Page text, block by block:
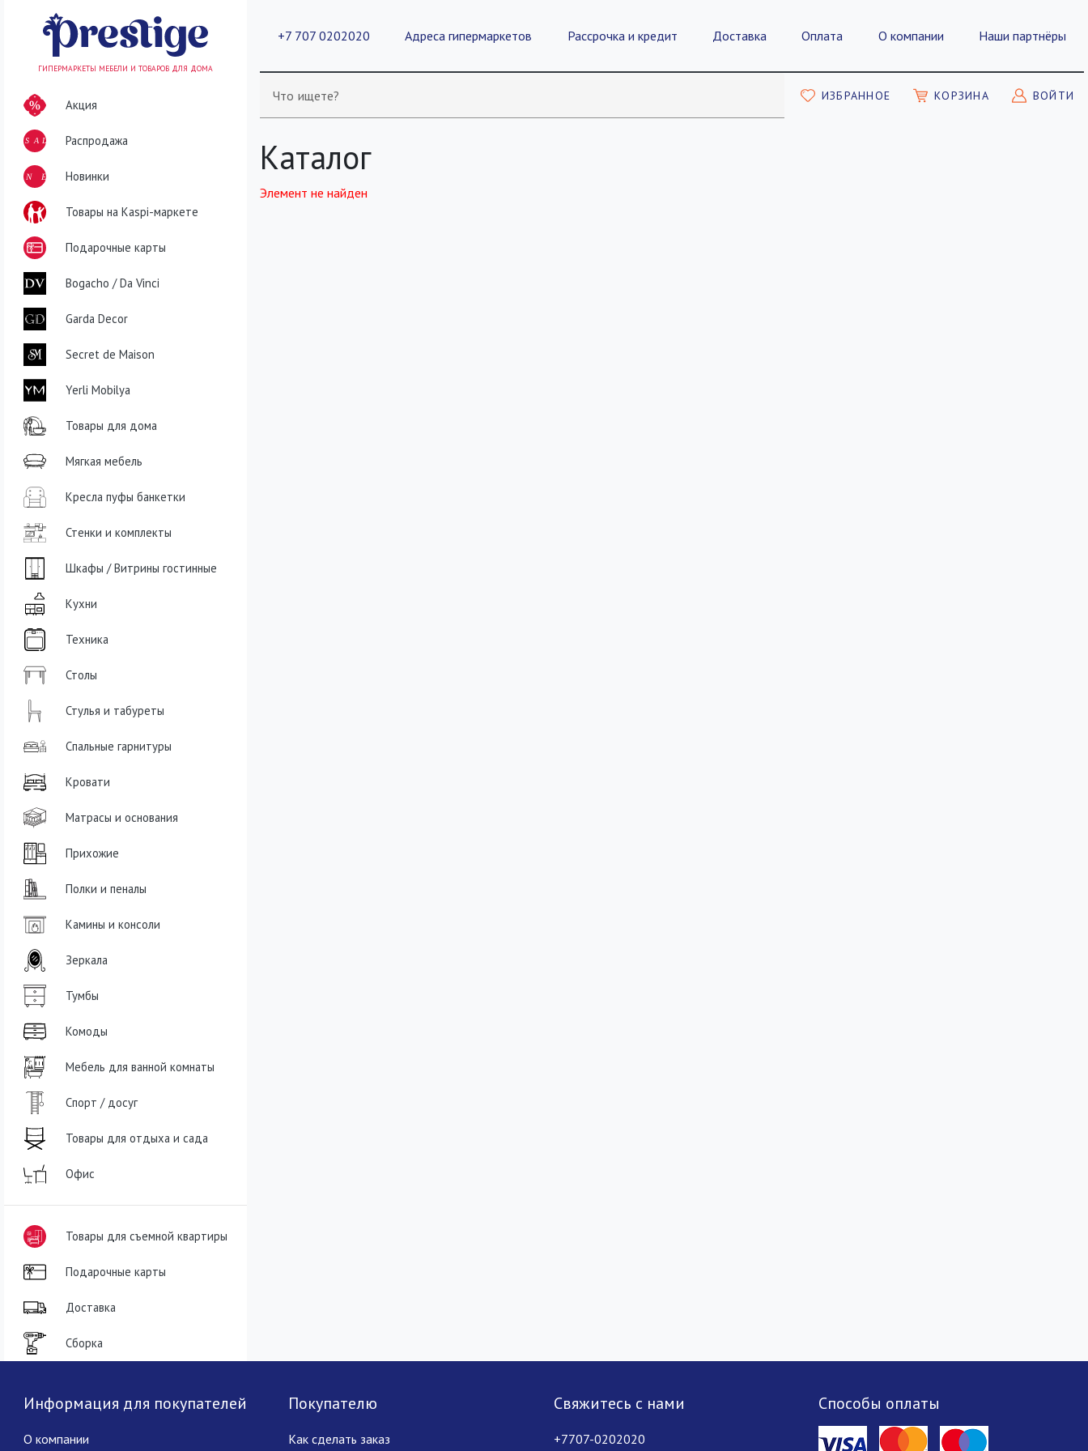
+7 707 0202020 Адреса гипермаркетов Рассрочка и кредит Доставка Оплата О компании Наши партнёры
Что ищете? ИЗБРАННОЕ КОРЗИНА ВОЙТИ
ГИПЕРМАРКЕТЫ МЕБЕЛИ И ТОВАРОВ ДЛЯ ДОМА
Акция
SALE Распродажа
NEWНовинки
Товары на Kaspi-маркете
Подарочные карты
Bogacho / Da Vinci
Garda Decor
Secret de Maison
Yerli Mobilya
Товары для дома
Мягкая мебель
Кресла пуфы банкетки
Стенки и комплекты
Шкафы / Витрины гостинные
Кухни
Техника
Столы
Стулья и табуреты
Спальные гарнитуры
Кровати
Матрасы и основания
Прихожие
Полки и пеналы
Камины и консоли
Зеркала
Тумбы
Комоды
Мебель для ванной комнаты
Спорт / досуг
Товары для отдыха и сада
Офис
Товары для съемной квартиры
Подарочные карты
Доставка
Сборка
Каталог
Элемент не найден
Информация для покупателей
О компании
Покупателю
Как сделать заказ
Свяжитесь с нами
+7707-0202020
Способы оплаты